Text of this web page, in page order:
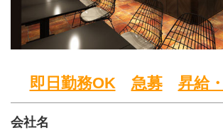
即日勤務OK 急募 昇給
会社名